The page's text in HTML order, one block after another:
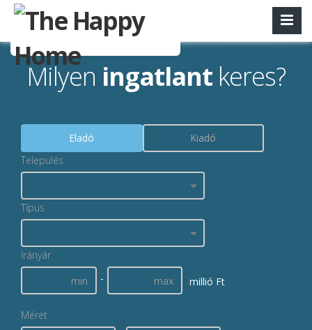
Milyen ingatlant keres?
Eladó
Kiadó
Település
Típus
Irányár
-
millió Ft
Méret